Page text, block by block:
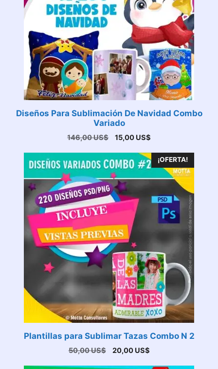
Diseños Para Sublimación De Navidad Combo
Variado
146,00US$
El
original
era:
146,00 US$.
15,00 US$
actual
es:
15,00 US$.
¡OFERTA!
Plantillas para Sublimar Tazas Combo N 2
50,00US$
El
20,00 US$El